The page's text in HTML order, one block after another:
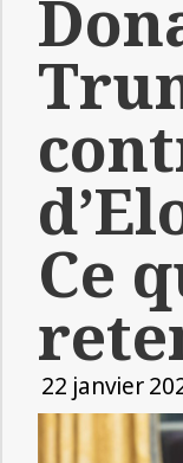
Ce
22 janvier